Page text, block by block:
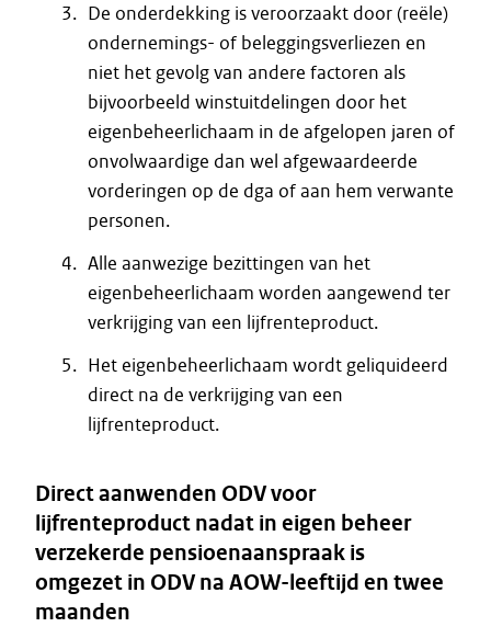
De onderdekking is veroorzaakt door (reële)
ondernemings- of beleggingsverliezen en
niet het gevolg van andere factoren als
bijvoorbeeld winstuitdelingen door het
eigenbeheerlichaam in de afgelopen jaren of
onvolwaardige dan wel afgewaardeerde
vorderingen op de dga of aan hem verwante
personen.
Alle aanwezige bezittingen van het
eigenbeheerlichaam worden aangewend ter
verkrijging van een lijfrenteproduct.
Het eigenbeheerlichaam wordt geliquideerd
direct na de verkrijging van een
lijfrenteproduct.
Direct aanwenden ODV voor
lijfrenteproduct nadat in eigen beheer
verzekerde pensioenaanspraak is
omgezet in ODV na AOW-leeftijd en twee
maanden